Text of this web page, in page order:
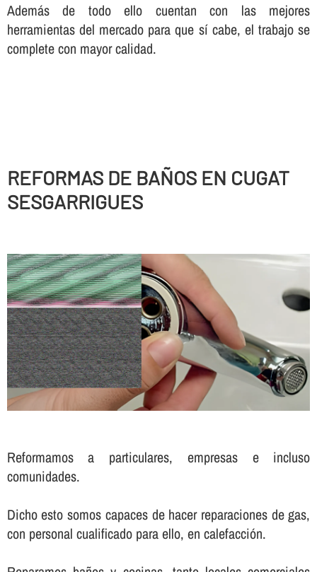
Además de todo ello cuentan con las mejores
herramientas del mercado para que sí­ cabe, el trabajo se
complete con mayor calidad.
REFORMAS DE BAÑOS EN CUGAT
SESGARRIGUES
Reformamos a particulares, empresas e incluso
comunidades.
Dicho esto somos capaces de hacer reparaciones de gas,
con personal cualificado para ello, en calefacción.